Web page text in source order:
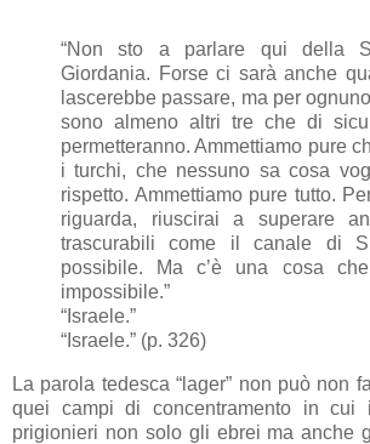
“Non sto a parlare qui della
Giordania. Forse ci sarà anche
lascerebbe passare, ma per
sono almeno altri tre che di
permetteranno. Ammettiamo pure
i turchi, che nessuno sa cosa
rispetto. Ammettiamo pure tutto.
riguarda, riuscirai a superare
trascurabili come il canale di
possibile. Ma c’è una cosa
impossibile.”
“Israele.”
“Israele.” (p. 326)
La parola tedesca“lager” non può non
quei campi di concentramento in cui
prigionieri non solo gli ebrei ma anche